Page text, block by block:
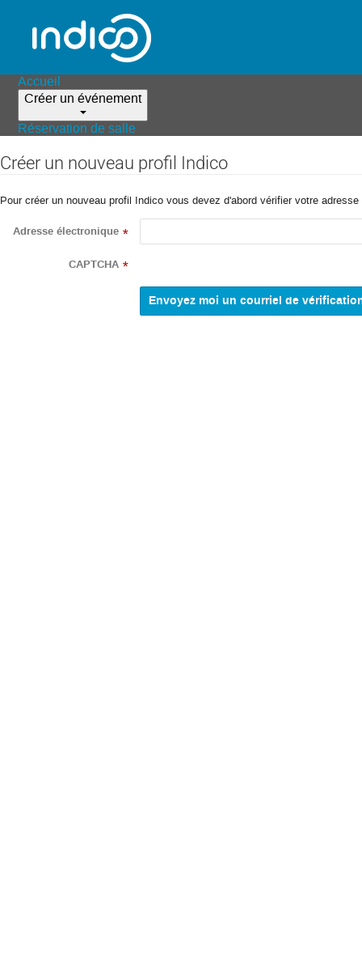
Accueil
Créer un événement
Réservation de salle
Créer un nouveau profil Indico
Pour créer un nouveau profil Indico vous devez d'abord vérifier votre
Adresse électronique *
CAPTCHA *